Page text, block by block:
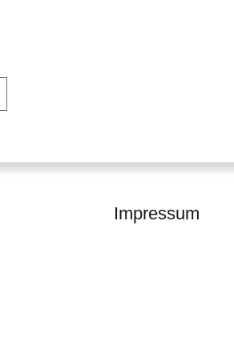
Impressum